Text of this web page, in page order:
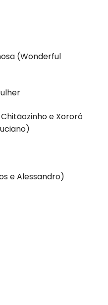
(Wonderful
e Xororó
e Alessandro)